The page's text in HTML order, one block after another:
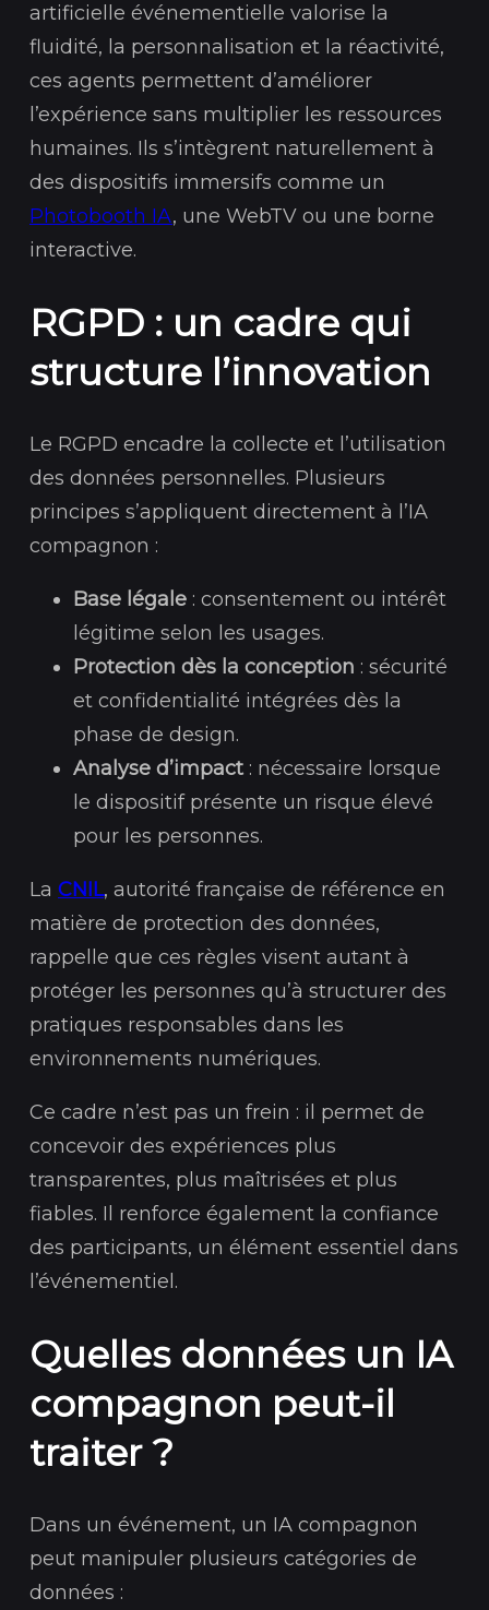
artificielle événementielle valorise la
fluidité, la personnalisation et la réactivité,
ces agents permettent d’améliorer
l’expérience sans multiplier les ressources
humaines. Ils s’intègrent naturellement à
des dispositifs immersifs comme un
Photobooth IA, une WebTV ou une borne
interactive.
RGPD : un cadre qui
structure l’innovation
Le RGPD encadre la collecte et l’utilisation
des données personnelles. Plusieurs
principes s’appliquent directement à l’IA
compagnon :
Base légale : consentement ou intérêt
légitime selon les usages.
Protection dès la conception : sécurité
et confidentialité intégrées dès la
phase de design.
Analyse d’impact: nécessaire lorsque
le dispositif présente un risque élevé
pour les personnes.
La CNIL, autorité française de référence en
matière de protection des données,
rappelle que ces règles visent autant à
protéger les personnes qu’à structurer des
pratiques responsables dans les
environnements numériques.
Ce cadre n’est pas un frein : il permet de
concevoir des expériences plus
transparentes, plus maîtrisées et plus
fiables. Il renforce également la confiance
des participants, un élément essentiel dans
l’événementiel.
Quelles données un IA
compagnon peut-il
traiter ?
Dans un événement, un IA compagnon
peut manipuler plusieurs catégories de
données :